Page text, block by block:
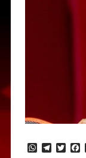
W T
T
F